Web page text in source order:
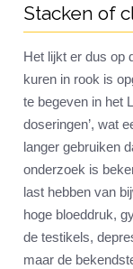
Stacken of
Het lijkt er dus op
kuren in rook is
te begeven in het
doseringen’, wat
langer gebruiken
onderzoek is
last hebben van
hoge bloeddruk,
de testikels,
maar de